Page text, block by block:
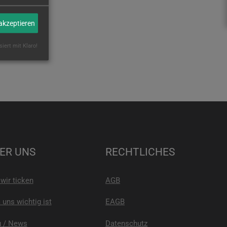
UNS
ticken
uns wichtig ist
/ News
RECHTLICHES
AGB
EAGB
Datenschutz
mit Klaro!